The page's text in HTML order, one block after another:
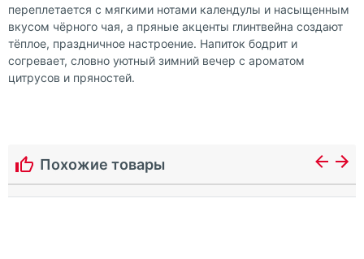
переплетается с мягкими нотами календулы и насыщенным
вкусом чёрного чая, а пряные акценты глинтвейна создают
тёплое, праздничное настроение. Напиток бодрит и
согревает, словно уютный зимний вечер с ароматом
цитрусов и пряностей.
Похожие товары